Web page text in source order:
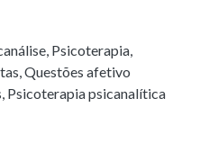
, Psicoterapia,
Questões afetivo
Psicoterapia psicanalítica